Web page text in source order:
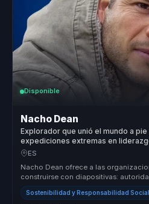
Disponible
Nacho Dean
Explorador que unió el mundo a pie
expediciones extremas en
compartido.
ES
Nacho Dean ofrece a las
construirse con diapositivas:
atravesado cambios reale...
Sostenibilidad y Responsabilidad Social